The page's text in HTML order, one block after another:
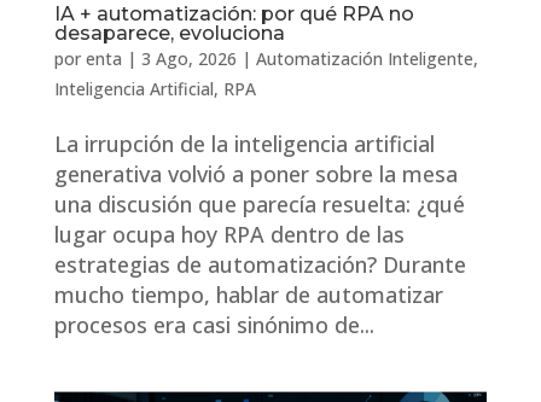
IA + automatización: por qué RPA no
desaparece, evoluciona
por enta | 3 Ago, 2026 | Automatización Inteligente,
Inteligencia Artificial, RPA
La irrupción de la inteligencia artificial
generativa volvió a poner sobre la mesa
una discusión que parecía resuelta: ¿qué
lugar ocupa hoy RPA dentro de las
estrategias de automatización? Durante
mucho tiempo, hablar de automatizar
procesos era casi sinónimo de...